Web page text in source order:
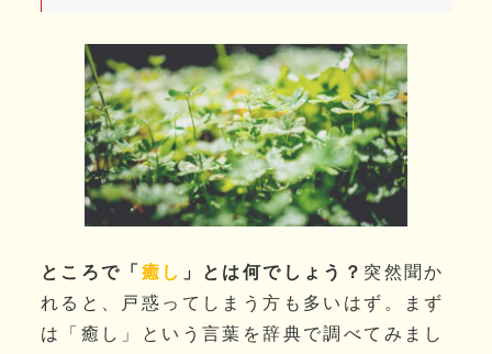
ところで「 癒し 」とは何でしょう？ 突然聞か
れると、戸惑ってしまう方も多いはず。まず
は「癒し」という言葉を辞典で調べてみまし